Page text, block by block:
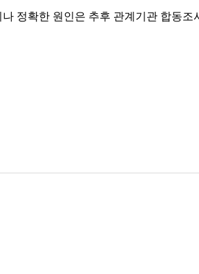
정확한 원인은 추후 관계기관 합동조